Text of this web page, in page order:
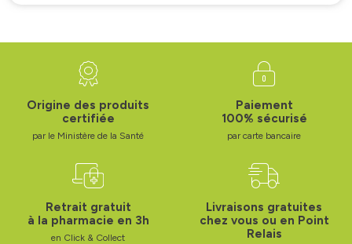
Origine des produits
certifiée
par le Ministère de la Santé
Paiement
100% sécurisé
par carte bancaire
Retrait gratuit
à la pharmacie en 3h
en Click & Collect
Livraisons gratuites
chez vous ou en Point
Relais